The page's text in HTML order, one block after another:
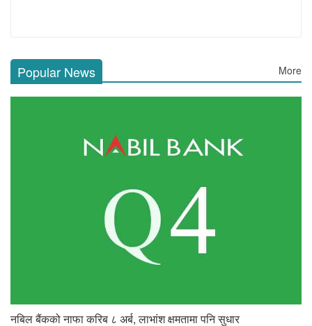
Popular News More
नबिल बैंकको नाफा करिब ८ अर्ब, लाभांश क्षमतामा पनि सुधार